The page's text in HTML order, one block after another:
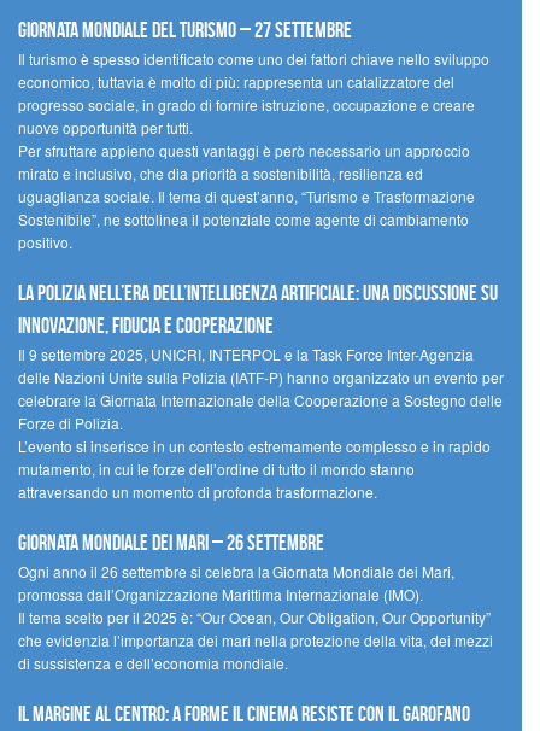
Giornata mondiale del turismo – 27 settembre
Il turismo è spesso identificato come uno dei fattori chiave nello sviluppo
economico, tuttavia è molto di più: rappresenta un catalizzatore del
progresso sociale, in grado di fornire istruzione, occupazione e creare
nuove opportunità per tutti.
Per sfruttare appieno questi vantaggi è però necessario un approccio
mirato e inclusivo, che dia priorità a sostenibilità, resilienza ed
uguaglianza sociale. Il tema di quest’anno, “Turismo e Trasformazione
Sostenibile”, ne sottolinea il potenziale come agente di cambiamento
positivo.
La polizia nell’era dell’Intelligenza Artificiale: una discussione su
innovazione, fiducia e cooperazione
Il 9 settembre 2025, UNICRI, INTERPOL e la Task Force Inter-Agenzia
delle Nazioni Unite sulla Polizia (IATF-P) hanno organizzato un evento per
celebrare la Giornata Internazionale della Cooperazione a Sostegno delle
Forze di Polizia.
L’evento si inserisce in un contesto estremamente complesso e in rapido
mutamento, in cui le forze dell’ordine di tutto il mondo stanno
attraversando un momento di profonda trasformazione.
Giornata Mondiale dei Mari – 26 settembre
Ogni anno il 26 settembre si celebra la Giornata Mondiale dei Mari,
promossa dall’Organizzazione Marittima Internazionale (IMO).
Il tema scelto per il 2025 è: “Our Ocean, Our Obligation, Our Opportunity”
che evidenzia l’importanza dei mari nella protezione della vita, dei mezzi
di sussistenza e dell’economia mondiale.
Il margine al centro: a Forme il cinema resiste con il Garofano